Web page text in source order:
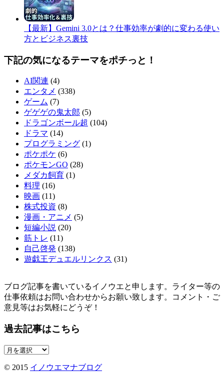
​【最新】Gemini 3.0とは？仕事効率が劇的に変わる使い
方とビジネス裏技
下記の気になるテーマをポチっと！
AI関連 (4)
エンタメ (338)
ゲーム (7)
ゲゲゲの鬼太郎 (5)
ドラゴンボール超 (104)
ドラマ (14)
プログラミング (1)
ポケポケ (6)
ポケモンGO (28)
メダカ飼育 (1)
料理 (16)
映画 (11)
株式投資 (8)
漫画・アニメ (5)
短編小説 (20)
筋トレ (11)
自己啓発 (138)
遊戯王デュエルリンクス (31)
ブログ記事を書いているイノウエと申します。ライター等の
仕事依頼はお問い合わせからお願い致します。コメント・ご
意見等はお気軽にどうぞ！
過去記事はこちら
過
記
© 2015 イノウエマナブログ